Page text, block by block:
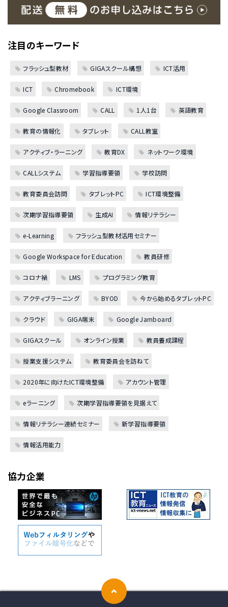
注目のキーワード
フラッシュ型教材 GIGAスクール構想 ICT活用
ICT Chromebook ICT環境
Google Classroom CALL 1人1台 英語教育
教育の情報化 タブレット CALL教室
アクティブ・ラーニング 教育DX ネットワーク環境
CALLシステム 学習指導要領 学校訪問
教育委員会訪問 タブレットPC ICT環境整備
次期学習指導要領 生成AI 情報リテラシー
e-Learning フラッシュ型教材活用セミナー
Google Workspace for Education 教員研修
コロナ禍 LMS プログラミング教育
アクティブラーニング BYOD 今から始めるタブレットPC
クラウド GIGA端末 Google Jamboard
GIGAスクール オンライン授業 教員養成課程
授業支援システム 教育委員会を訪ねて
2020年に向けたICT環境整備 アカウント管理
eラーニング 次期学習指導要領を見据えて
情報リテラシー連続セミナー 新学習指導要領
情報活用能力
協力企業